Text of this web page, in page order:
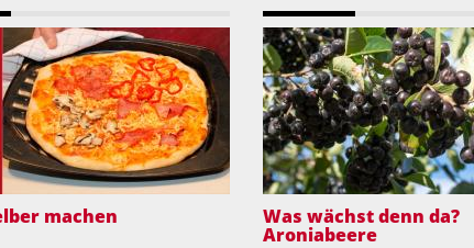
machen Was wächst denn da?
Aroniabeere